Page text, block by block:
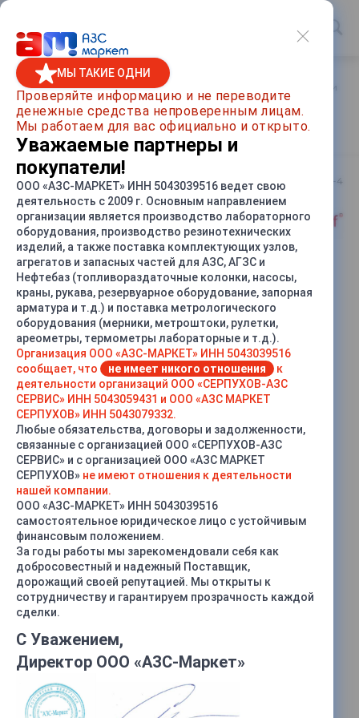
Главная / Каталог товаров
ТРК Шельф 300-4 (Напорная)
АртикулШельф 300-4
СРАВНИТЬ
Характеристики
МЫ ТАКИЕ ОДНИ
Проверяйте информацию и не переводите
денежные средства непроверенным лицам.
Мы работаем для вас официально и открыто.
Уважаемые партнеры и
покупатели!
ООО «АЗС-МАРКЕТ» ИНН 5043039516 ведет свою
деятельность с 2009 г. Основным направлением
организации является производство лабораторного
оборудования, производство резинотехнических
изделий, а также поставка комплектующих узлов,
агрегатов и запасных частей для АЗС, АГЗС и
Нефтебаз (топливораздаточные колонки, насосы,
краны, рукава, резервуарное оборудование, запорная
арматура и т.д.) и поставка метрологического
оборудования (мерники, метроштоки, рулетки,
ареометры, термометры лабораторные и т.д.).
Организация ООО «АЗС-МАРКЕТ» ИНН 5043039516
сообщает, что
не имеет никого отношения
к
деятельности организаций ООО «СЕРПУХОВ-АЗС
СЕРВИС» ИНН 5043059431 и ООО «АЗС МАРКЕТ
СЕРПУХОВ» ИНН 5043079332.
Любые обязательства, договоры и задолженности,
связанные с организацией ООО «СЕРПУХОВ-АЗС
СЕРВИС» и с организацией ООО «АЗС МАРКЕТ
СЕРПУХОВ» не имеют отношения к деятельности
нашей компании.
ООО «АЗС-МАРКЕТ» ИНН 5043039516
самостоятельное юридическое лицо с устойчивым
финансовым положением.
За годы работы мы зарекомендовали себя как
добросовестный и надежный Поставщик,
дорожащий своей репутацией. Мы открыты к
сотрудничеству и гарантируем прозрачность каждой
сделки.
С Уважением,
Директор ООО «АЗС-Маркет»